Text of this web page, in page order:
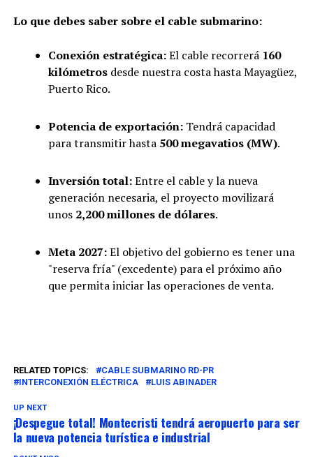
Lo que debes saber sobre el cable submarino:
Conexión estratégica:El cable recorrerá 160
kilómetrosdesde nuestra costa hasta Mayagüez,
Puerto Rico.
Potencia de exportación:Tendrá capacidad
para transmitir hasta 500 megavatios (MW).
Inversión total:Entre el cable y la nueva
generación necesaria, el proyecto movilizará
unos 2,200 millones de dólares.
Meta 2027:El objetivo del gobierno es tener una
"reserva fría" (excedente) para el próximo año
que permita iniciar las operaciones de venta.
RELATED TOPICS:
CABLE SUBMARINO RD-PR
INTERCONEXIÓN ELÉCTRICA
LUIS ABINADER
UP NEXT
¡Despegue total! Montecristi tendrá aeropuerto para ser
la nueva potencia turística e industrial